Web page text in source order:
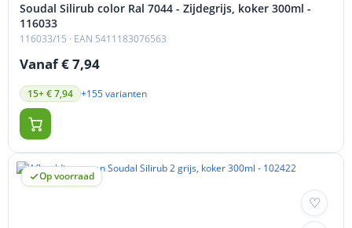
Soudal Silirub color Ral 7044 - Zijdegrijs, koker 300ml -
116033
116033/15 · EAN 5411183076563
Vanaf € 7,94
15+ € 7,94 +155 varianten
Op voorraad